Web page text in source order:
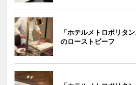
「ホテルメトロポリタ
のローストビーフ